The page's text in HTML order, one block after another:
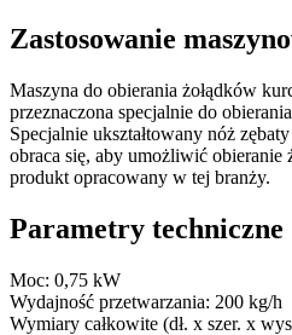
Zastosowanie
Maszyna do obierania żołądków
przeznaczona specjalnie do
Specjalnie ukształtowany nóż
obraca się, aby umożliwić obieranie
produkt opracowany w tej branży.
Parametry techniczne
Moc: 0,75 kW
Wydajność przetwarzania: 200 kg/h
Wymiary całkowite (dł. x szer. x